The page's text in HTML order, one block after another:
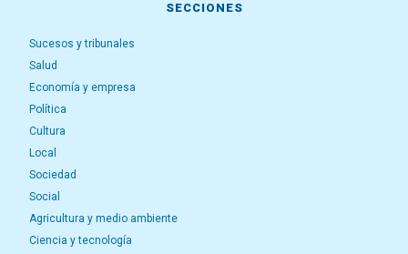
SECCIONES
Sucesos y tribunales
Salud
Economía y empresa
Política
Cultura
Local
Sociedad
Social
Agricultura y medio ambiente
Ciencia y tecnología